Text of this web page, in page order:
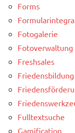
Forms
Fotogalerie
Fotoverwaltung
Freshsales
Friedensbildung
Fulltextsuche
Gamification